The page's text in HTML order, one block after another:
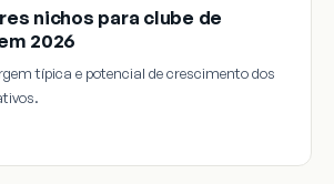
nichos para clube de
2026
típica e potencial de crescimento dos